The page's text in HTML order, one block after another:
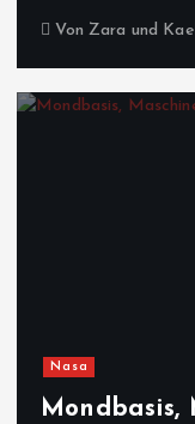
Von Zara und Kael
Nasa
Mondbasis,